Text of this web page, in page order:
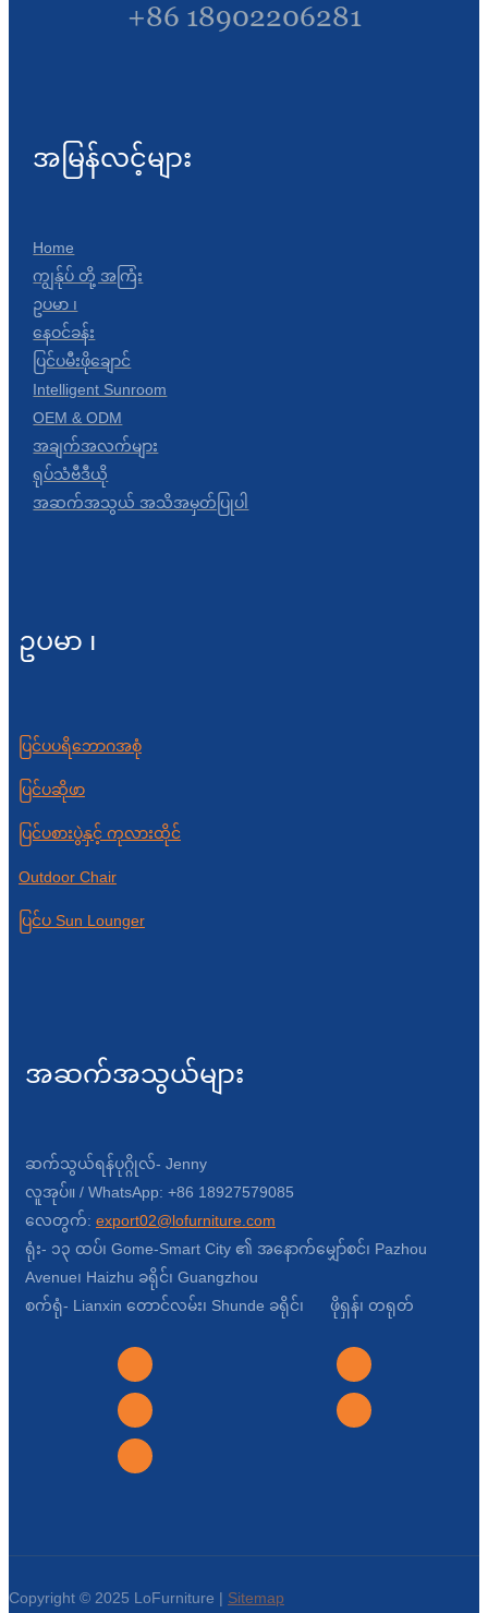
+86 18902206281
အမြန်လင့်များ
Home
ကျွန်ုပ် တို့ အကြံး
ဥပမာ ၊
နေဝင်ခန်း
ပြင်ပမီးဖိုချောင်
Intelligent Sunroom
OEM & ODM
အချက်အလက်များ
ရုပ်သံဗီဒီယို
အဆက်အသွယ် အသိအမှတ်ပြုပါ
ဥပမာ ၊
ပြင်ပပရိဘောဂအစုံ
ပြင်ပဆိုဖာ
ပြင်ပစားပွဲနှင့် ကုလားထိုင်
Outdoor Chair
ပြင်ပ Sun Lounger
အဆက်အသွယ်များ
ဆက်သွယ်ရန်ပုဂ္ဂိုလ်- Jenny
လူအုပ်။ / WhatsApp: +86 18927579085
လေတွက်: export02@lofurniture.com
ရုံး- ၁၃ ထပ်၊ Gome-Smart City ၏ အနောက်မျှော်စင်၊ Pazhou
Avenue၊ Haizhu ခရိုင်၊ Guangzhou
စက်ရုံ- Lianxin တောင်လမ်း၊ Shunde ခရိုင်၊ ဖိုရှန်၊ တရုတ်
Copyright © 2025 LoFurniture | Sitemap